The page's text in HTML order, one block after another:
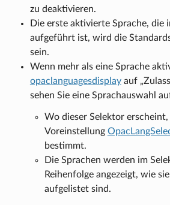
zu deaktivieren.
Die erste aktivierte Sprache, die
aufgeführt ist, wird die
sein.
Wenn mehr als eine Sprache
opaclanguagesdisplayauf
sehen Sie eine Sprachauswahl
Wo dieser Selektor
Voreinstellung
bestimmt.
Die Sprachen werden im
Reihenfolge angezeigt, wie
aufgelistet sind.